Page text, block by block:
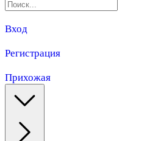
Вход
Регистрация
Прихожая